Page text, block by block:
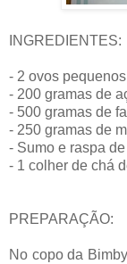
INGREDIENTES:
- 2 ovos pequenos
- 200 gramas de
- 500 gramas de
- 250 gramas de
- Sumo e raspa
- 1 colher de chá
PREPARAÇÃO:
No copo da